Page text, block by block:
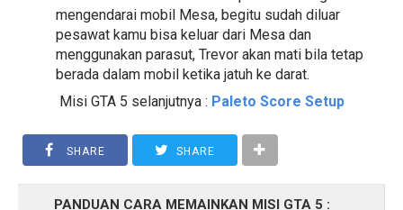
mengendarai mobil Mesa, begitu sudah diluar
pesawat kamu bisa keluar dari Mesa dan
menggunakan parasut, Trevor akan mati bila tetap
berada dalam mobil ketika jatuh ke darat.
Misi GTA 5 selanjutnya : Paleto Score Setup
SHARE SHARE
PANDUAN CARA MEMAINKAN MISI GTA 5 :